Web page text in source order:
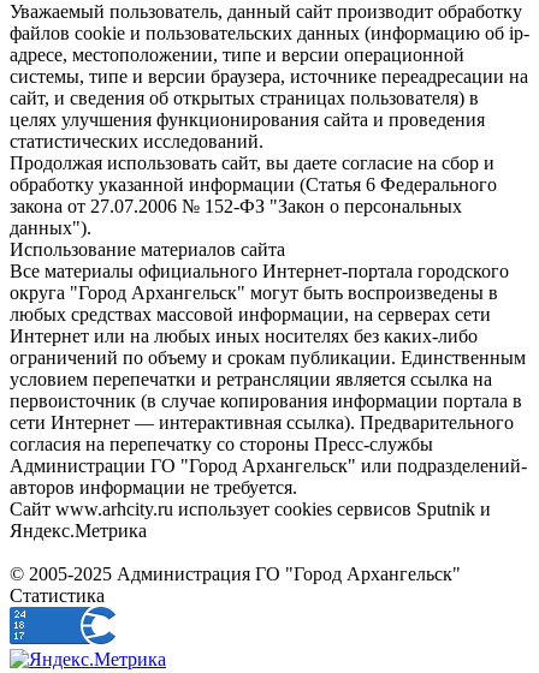
Уважаемый пользователь, данный сайт производит обработку
файлов cookie и пользовательских данных (информацию об ip-
адресе, местоположении, типе и версии операционной
системы, типе и версии браузера, источнике переадресации на
сайт, и сведения об открытых страницах пользователя) в
целях улучшения функционирования сайта и проведения
статистических исследований.
Продолжая использовать сайт, вы даете согласие на сбор и
обработку указанной информации (Статья 6 Федерального
закона от 27.07.2006 № 152-ФЗ "Закон о персональных
данных").
Использование материалов сайта
Все материалы официального Интернет-портала городского
округа "Город Архангельск" могут быть воспроизведены в
любых средствах массовой информации, на серверах сети
Интернет или на любых иных носителях без каких-либо
ограничений по объему и срокам публикации. Единственным
условием перепечатки и ретрансляции является ссылка на
первоисточник (в случае копирования информации портала в
сети Интернет — интерактивная ссылка). Предварительного
согласия на перепечатку со стороны Пресс-службы
Администрации ГО "Город Архангельск" или подразделений-
авторов информации не требуется.
Сайт www.arhcity.ru использует cookies сервисов Sputnik и
Яндекс.Метрика
© 2005-2025 Администрация ГО "Город Архангельск"
Статистика